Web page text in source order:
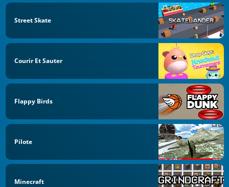
Street Skate
Courir Et Sauter
Flappy Birds
Pilote
Minecraft